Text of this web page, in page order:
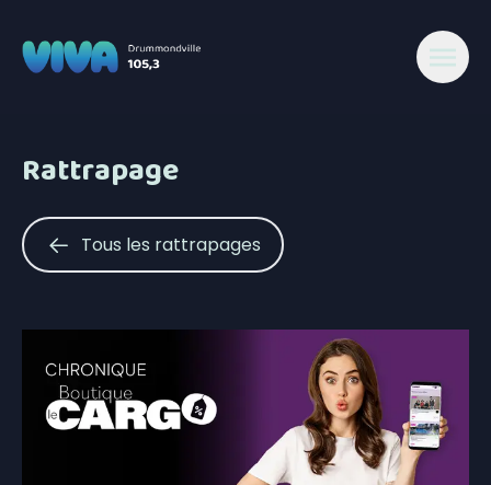
Rattrapage
Tous les rattrapages